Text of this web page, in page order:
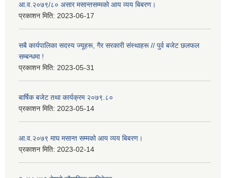
आ.व.२०७९/८० असार मसान्तसम्मको आय व्यय बिबरण।
प्रकाशन मिति: 2023-06-17
सबै कार्यपालिका सदस्य ज्यूहरू, गैर सरकारी संस्थाहरू // पुर्व बजेट छलफल
सम्बन्धमा !
प्रकाशन मिति: 2023-05-31
बार्षिक बजेट तथा कार्यक्रम २०७९.८०
प्रकाशन मिति: 2023-05-14
आ.व.२०७९ माघ मसान्त सम्मको आय व्यय बिबरण।
प्रकाशन मिति: 2023-02-14